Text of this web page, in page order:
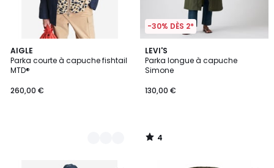
AIGLE
Parka courte à capuche fishtail
MTD®
260,00 €
2
Couleurs
-30% DÈS 2*
LEVI'S
Parka longue à capuche
Simone
130,00 €
4
/
5
4
/